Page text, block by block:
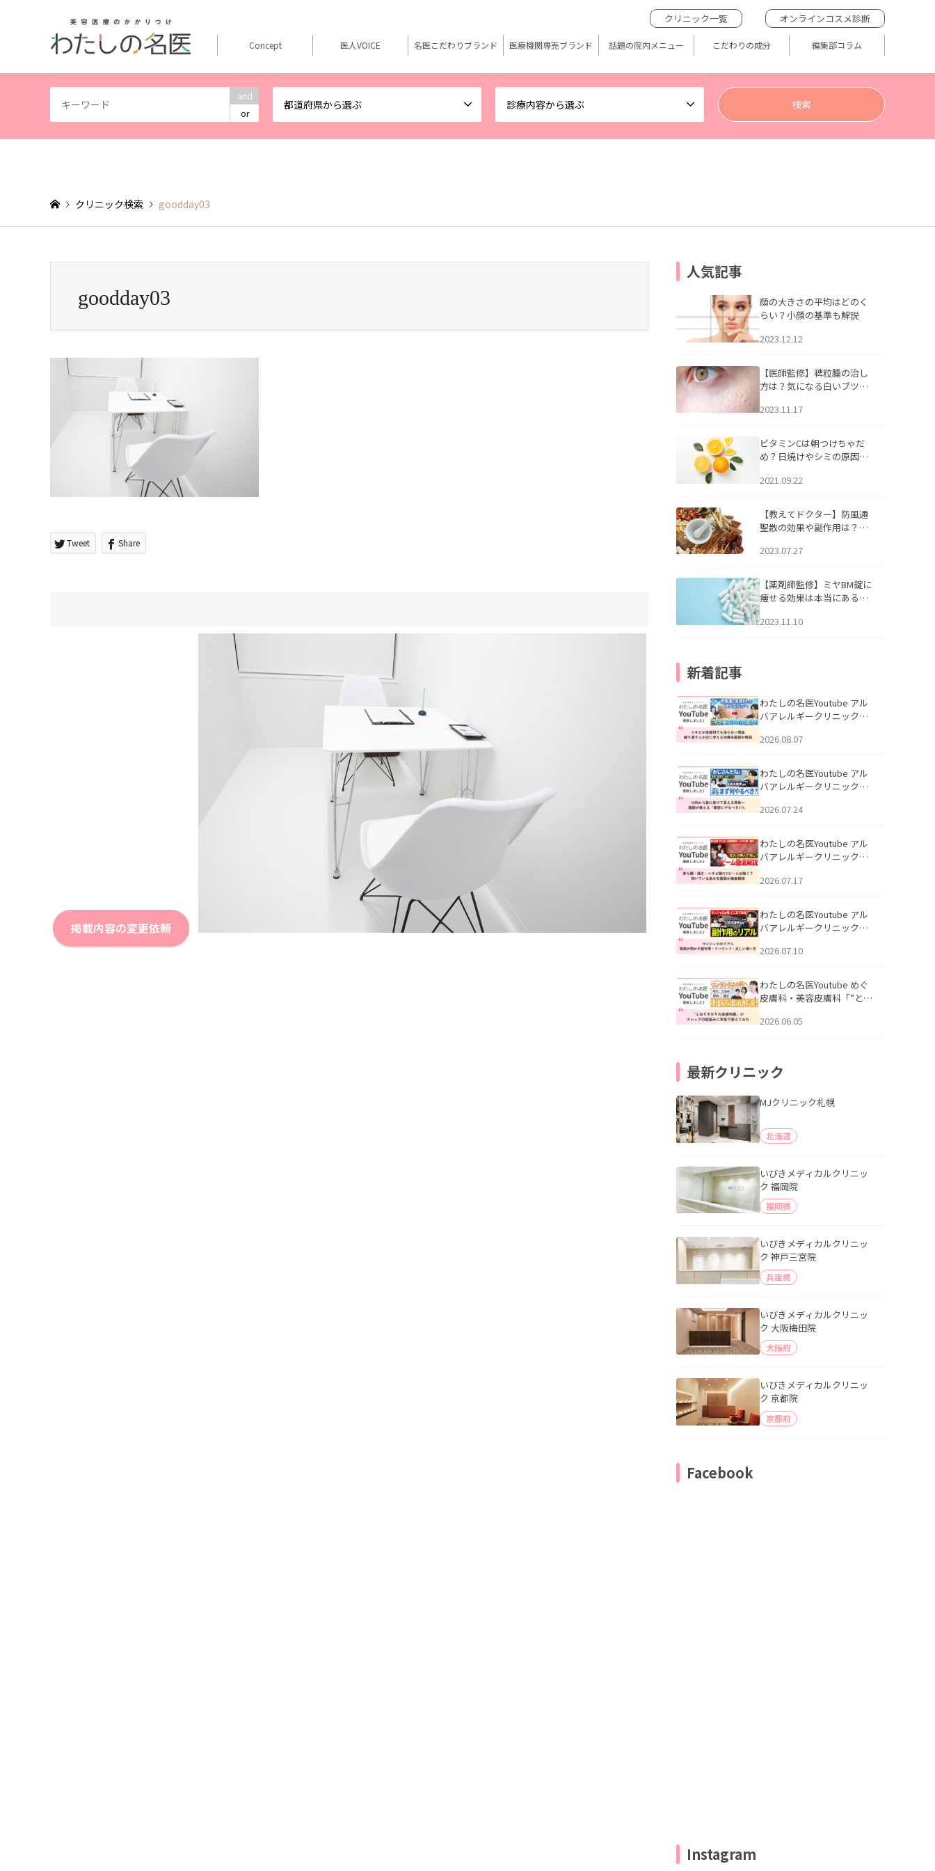
and
or
都道府県から選ぶ 診療内容から選ぶ
クリニック一覧 オンラインコスメ診断
Concept 医人VOICE 名医こだわりブランド 医療機関専売ブランド 話題の院内メニュー こだわりの成分 編集部コラム
クリニック検索 goodday03
goodday03
Tweet Share
掲載内容の変更依頼
人気記事
顔の大きさの平均はどのく
らい？小顔の基準も解説
2023.12.12
【医師監修】稗粒腫の治し
方は？気になる白いブツブ
アについて
2023.11.17
ビタミンCは朝つけちゃだ
め？日焼けやシミの原因に
2021.09.22
【教えてドクター】防風通
聖散の効果や副作用は？長
2023.07.27
【薬剤師監修】ミヤBM錠に
痩せる効果は本当にある
2023.11.10
新着記事
わたしの名医Youtube アル
バアレルギークリニック札
らない理由｜繰り返す人が
説」を公開いたしました。
2026.08.07
わたしの名医Youtube アル
バアレルギークリニック札
える男性へ｜医師が教える
公開いたしました。
2026.07.24
わたしの名医Youtube アル
バアレルギークリニック札
跡にVビームは効く？向いて
説」を公開いたしました。
2026.07.17
わたしの名医Youtube アル
バアレルギークリニック札
医師が明かす副作用・リバ
公開いたしました。
2026.07.10
わたしの名医Youtube めぐ
皮膚科・美容皮膚科「”とお
ッズの肌悩みに本気で答え
2026.06.05
最新クリニック
MJクリニック札幌
北海道
いびきメディカルクリニッ
ク 福岡院
福岡県
いびきメディカルクリニッ
ク 神戸三宮院
兵庫県
いびきメディカルクリニッ
ク 大阪梅田院
大阪府
いびきメディカルクリニッ
ク 京都院
京都府
Facebook
Instagram